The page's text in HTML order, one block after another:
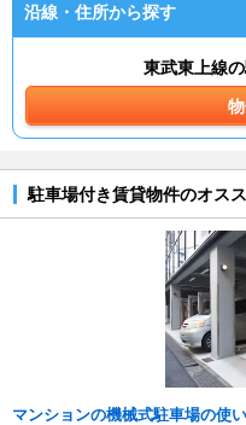
沿線・住所から探す
東武東上線
駐車場付き賃貸物件のオス
マンションの機械式駐車場の使